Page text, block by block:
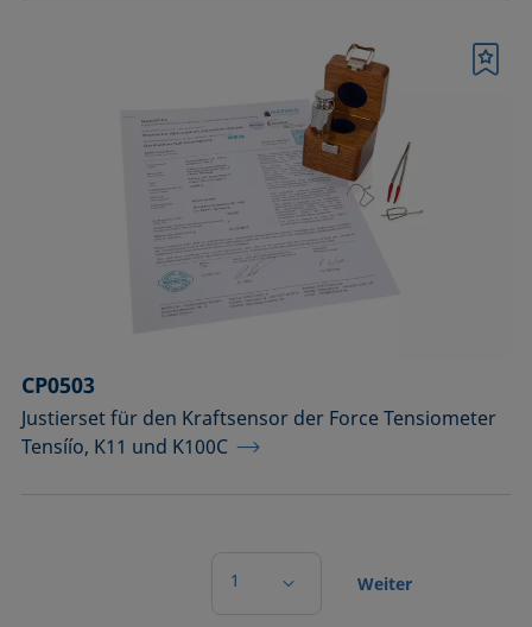
CP0503
Justierset für den Kraftsensor der Force Tensiometer
Tensíío, K11 und K100C
Merkliste
1 Weiter